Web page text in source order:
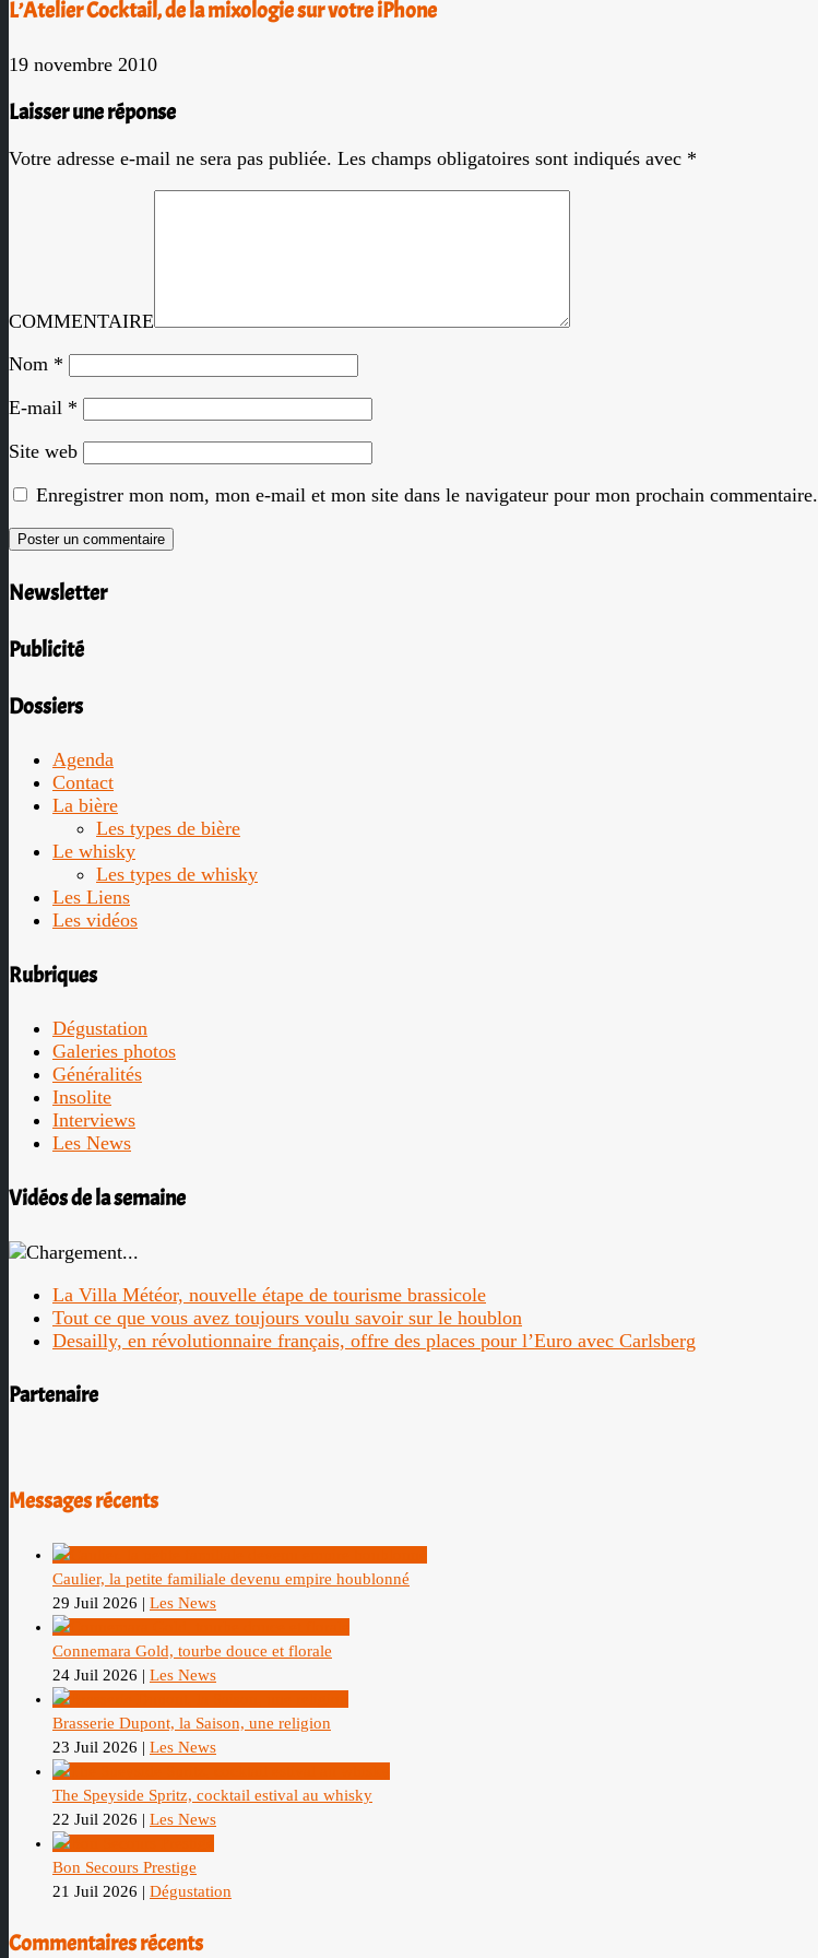
L’Atelier Cocktail, de la mixologie sur votre iPhone
19 novembre 2010
Laisser une réponse
Votre adresse e-mail ne sera pas publiée. Les champs obligatoires sont indiqués avec *
COMMENTAIRE
Nom *
E-mail *
Site web
Enregistrer mon nom, mon e-mail et mon site dans le navigateur pour mon prochain commentaire.
Newsletter
Publicité
Dossiers
Agenda
Contact
La bière
Les types de bière
Le whisky
Les types de whisky
Les Liens
Les vidéos
Rubriques
Dégustation
Galeries photos
Généralités
Insolite
Interviews
Les News
Vidéos de la semaine
La Villa Météor, nouvelle étape de tourisme brassicole
Tout ce que vous avez toujours voulu savoir sur le houblon
Desailly, en révolutionnaire français, offre des places pour l’Euro avec Carlsberg
Partenaire
Messages récents
Caulier, la petite familiale devenu empire houblonné
29 Juil 2026 | Les News
Connemara Gold, tourbe douce et florale
24 Juil 2026 | Les News
Brasserie Dupont, la Saison, une religion
23 Juil 2026 | Les News
The Speyside Spritz, cocktail estival au whisky
22 Juil 2026 | Les News
Bon Secours Prestige
21 Juil 2026 | Dégustation
Commentaires récents